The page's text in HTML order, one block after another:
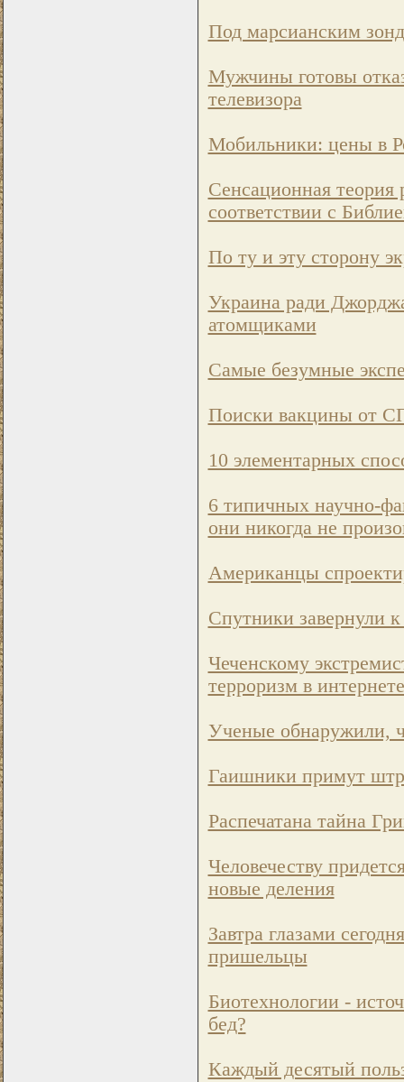
Под марсианским
Мужчины готовы
телевизора
Мобильники: цены в
Сенсационная теория
соответствии с
По ту и эту сторону
Украина ради
атомщиками
Самые безумные
Поиски вакцины от
10 элементарных
6 типичных научно-
они никогда не
Американцы
Спутники завернули
Чеченскому
терроризм в интернете
Ученые обнаружили,
Гаишники примут
Распечатана тайна
Человечеству
новые деления
Завтра глазами
пришельцы
Биотехнологии -
бед?
Каждый десятый